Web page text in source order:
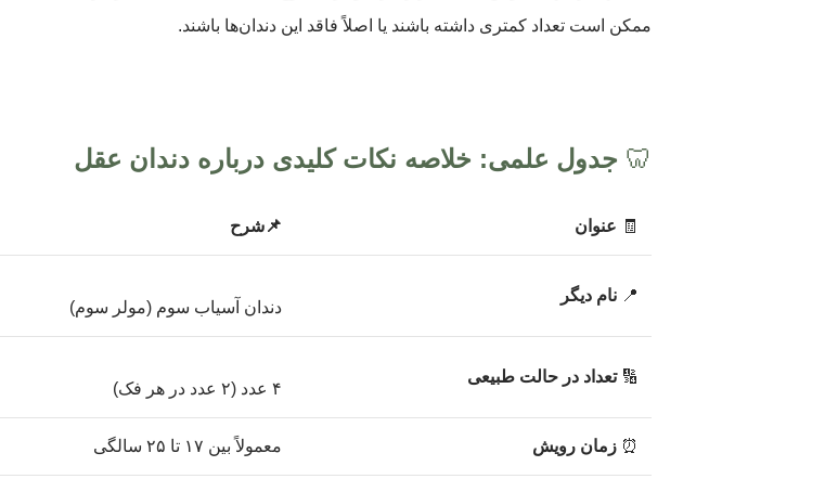
ممکن است تعداد کمتری داشته باشند یا اصلاً فاقد این دندان‌ها باشند.
🦷 جدول علمی: خلاصه نکات کلیدی درباره دندان عقل
🧾 عنوان 📌شرح
📍 نام دیگر
دندان آسیاب سوم (مولر سوم)
🔢تعداد در حالت طبیعی
۴ عدد (۲ عدد در هر فک)
⏰ زمان رویش معمولاً بین ۱۷ تا ۲۵ سالگی